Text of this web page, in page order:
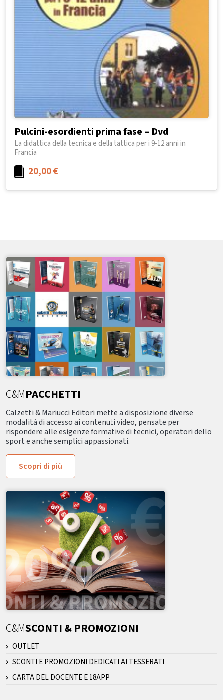
Pulcini-esordienti prima fase – Dvd
La didattica della tecnica e della tattica per i 9-12 anni in
Francia
20,00€
C&MPACCHETTI
Calzetti & Mariucci Editori mette a disposizione diverse
modalità di accesso ai contenuti video, pensate per
rispondere alle esigenze formative di tecnici, operatori dello
sport e anche semplici appassionati.
Scopri di più
C&MSCONTI & PROMOZIONI
OUTLET
SCONTI E PROMOZIONI DEDICATI AI TESSERATI
CARTA DEL DOCENTE E 18APP